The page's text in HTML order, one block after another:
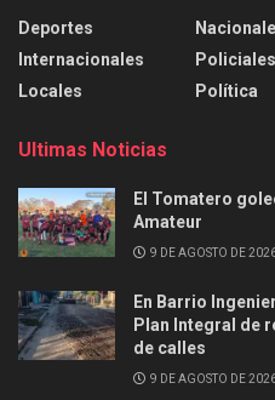
Deportes
Internacionales
Locales
Policiales
Política
Ultimas Noticias
El Tomatero
Amateur
9 DE AGOSTO DE
En Barrio
Plan Integral de
de calles
9 DE AGOSTO DE